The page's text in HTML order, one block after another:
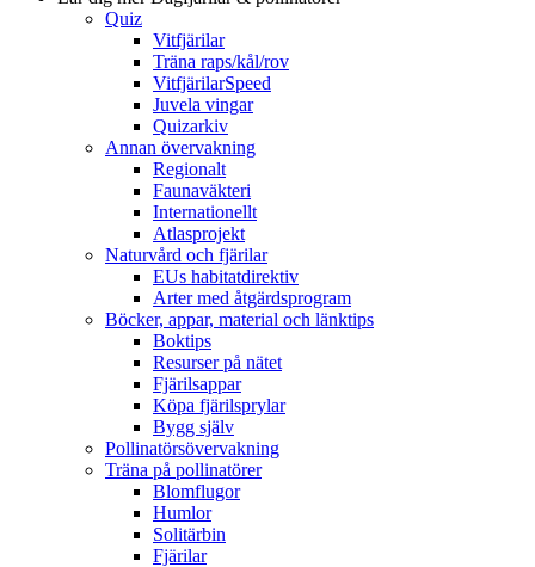
Quiz
Vitfjärilar
Träna raps/kål/rov
VitfjärilarSpeed
Juvela vingar
Quizarkiv
Annan övervakning
Regionalt
Faunaväkteri
Internationellt
Atlasprojekt
Naturvård och fjärilar
EUs habitatdirektiv
Arter med åtgärdsprogram
Böcker, appar, material och länktips
Boktips
Resurser på nätet
Fjärilsappar
Köpa fjärilsprylar
Bygg själv
Pollinatörsövervakning
Träna på pollinatörer
Blomflugor
Humlor
Solitärbin
Fjärilar